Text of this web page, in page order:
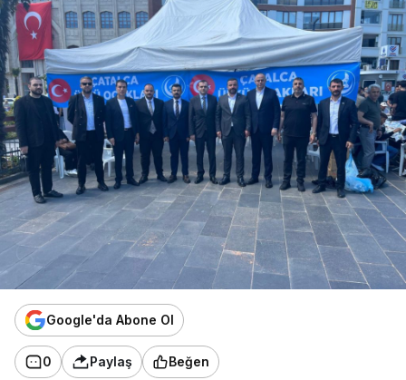
Google'da Abone Ol
0 Paylaş Beğen